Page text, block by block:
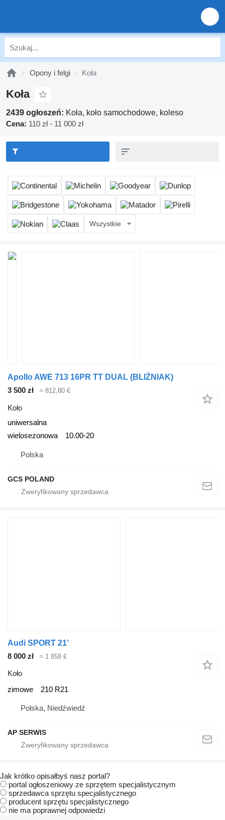
Opony i felgi Koła
Koła
2439 ogłoszeń: Koła, koło samochodowe, koleso
Cena: 110 zł - 11 000 zł
Wszystkie
Apollo AWE 713 16PR TT DUAL (BLIŹNIAK)
3 500 zł
≈ 812,80 €
Koło
uniwersalna
wielosezonowa
10.00-20
Polska
GCS POLAND
Audi SPORT 21’
8 000 zł
≈ 1 858 €
Koło
zimowe
210 R21
Polska, Niedźwiedź
AP SERWIS
Jak krótko opisałbyś nasz portal?
portal ogłoszeniowy ze sprzętem specjalistycznym
sprzedawca sprzętu specjalistycznego
producent sprzętu specjalistycznego
nie ma poprawnej odpowiedzi